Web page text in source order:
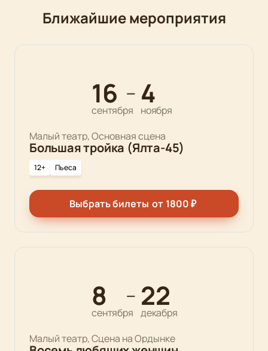
Ближайшие мероприятия
16
сентября
— 4
ноября
Малый театр, Основная сцена
Большая тройка (Ялта-45)
12+ Пьеса
Выбрать билеты от 1800₽
8
сентября
— 22
декабря
Малый театр, Сцена на Ордынке